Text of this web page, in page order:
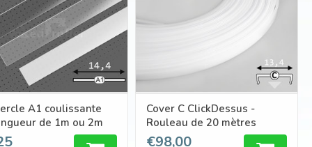
A1 coulissante
de 1m ou 2m
Cover C ClickDessus -
Rouleau de 20 mètres
€98,00